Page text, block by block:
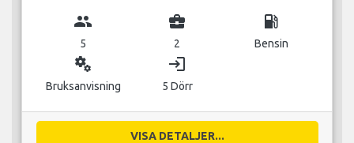
group
5
business_center
2
local_gas_station
Bensin
miscellaneous_services
Bruksanvisning
login
5 Dörr
VISA DETALJER...